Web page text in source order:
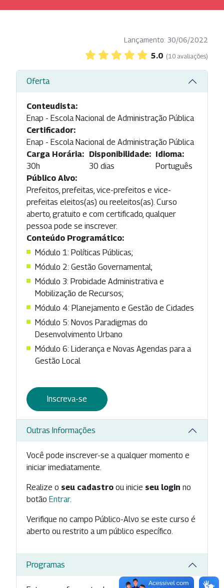
Lançamento: 30/06/2022
5.0 (10 avaliações)
Oferta
Conteudista:
Enap - Escola Nacional de Administração Pública
Certificador:
Enap - Escola Nacional de Administração Pública
Carga Horária:
30h
Disponibilidade:
30 dias
Idioma:
Português
Público Alvo:
Prefeitos, prefeitas, vice-prefeitos e vice-
prefeitas eleitos(as) ou reeleitos(as). Curso
aberto, gratuito e com certificado, qualquer
pessoa pode se inscrever.
Conteúdo Programático:
Módulo 1: Políticas Públicas;
Módulo 2: Gestão Governamental;
Módulo 3: Probidade Administrativa e
Mobilização de Recursos;
Módulo 4: Planejamento e Gestão de Cidades
Módulo 5: Novos Paradigmas do
Desenvolvimento Urbano
Módulo 6: Liderança e Novas Agendas para a
Gestão Local
Inscreva-se
Outras Informações
Você pode inscrever-se a qualquer momento e
iniciar imediatamente.
Realize o seu cadastro ou inicie seu login no
botão Entrar.
Verifique no campo Público-Alvo se este curso é
aberto ou restrito a um público específico.
Programas